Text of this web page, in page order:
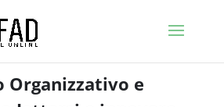
Organizzativo e